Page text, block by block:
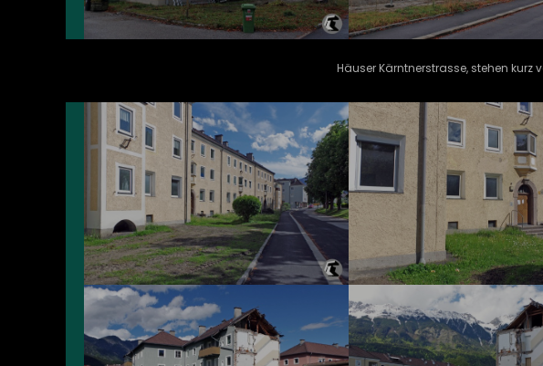
Häuser Kärntnerstrasse, stehen kurz